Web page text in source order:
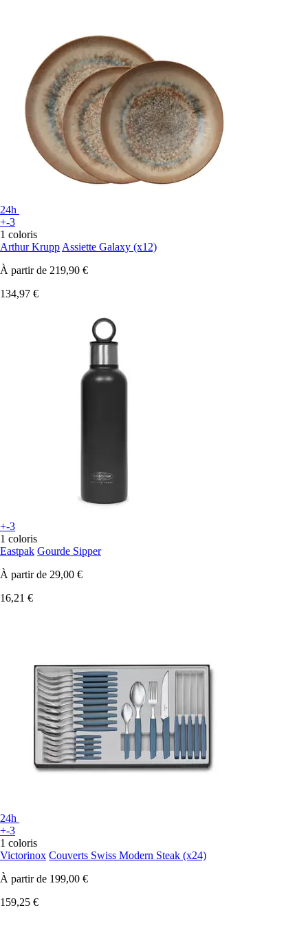
24h
+-3
1 coloris
Arthur Krupp Assiette Galaxy (x12)
À partir de 219,90 €
134,97 €
+-3
1 coloris
Eastpak Gourde Sipper
À partir de 29,00 €
16,21 €
24h
+-3
1 coloris
Victorinox Couverts Swiss Modern Steak (x24)
À partir de 199,00 €
159,25 €